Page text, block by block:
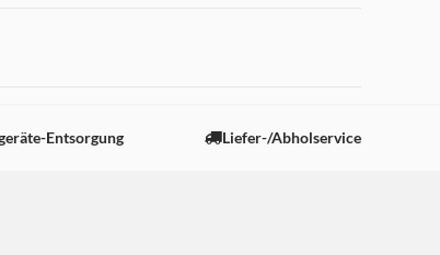
Entsorgung Liefer-/Abholservice